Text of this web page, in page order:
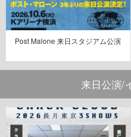
Post Malone 来日スタジアム公演
来日公演/